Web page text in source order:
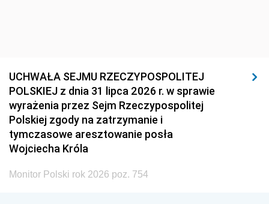
UCHWAŁA SEJMU RZECZYPOSPOLITEJ
POLSKIEJ z dnia 31 lipca 2026 r. w sprawie
wyrażenia przez Sejm Rzeczypospolitej
Polskiej zgody na zatrzymanie i
tymczasowe aresztowanie posła
Wojciecha Króla
Monitor Polski rok 2026 poz. 754